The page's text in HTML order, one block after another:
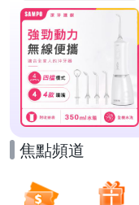
焦點頻道